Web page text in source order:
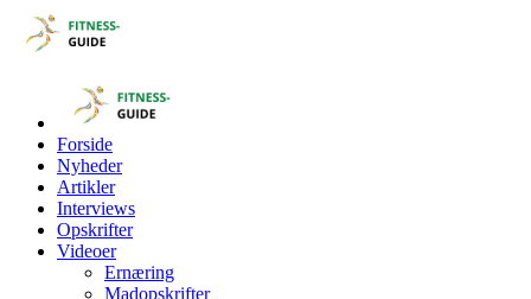
Forside
Nyheder
Artikler
Interviews
Opskrifter
Videoer
Ernæring
Madopskrifter